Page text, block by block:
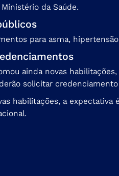
da Saúde.
para asma,
ainda novas
solicitar
habilitações, a